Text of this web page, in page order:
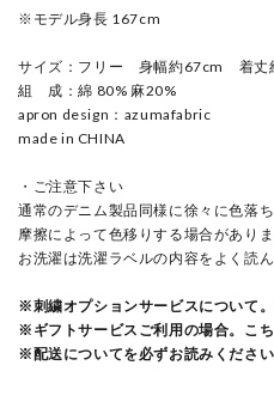
※モデル身長 167cm
サイズ：フリー 身幅約67cm 着丈
組 成：綿 80% 麻20%
apron design：azumafabric
made in CHINA
・ご注意下さい
通常のデニム製品同様に徐々に色落
摩擦によって色移りする場合があり
お洗濯は洗濯ラベルの内容をよく読
※刺繍オプションサービスについて
※ギフトサービスご利用の場合。こち
※配送についてを必ずお読みください